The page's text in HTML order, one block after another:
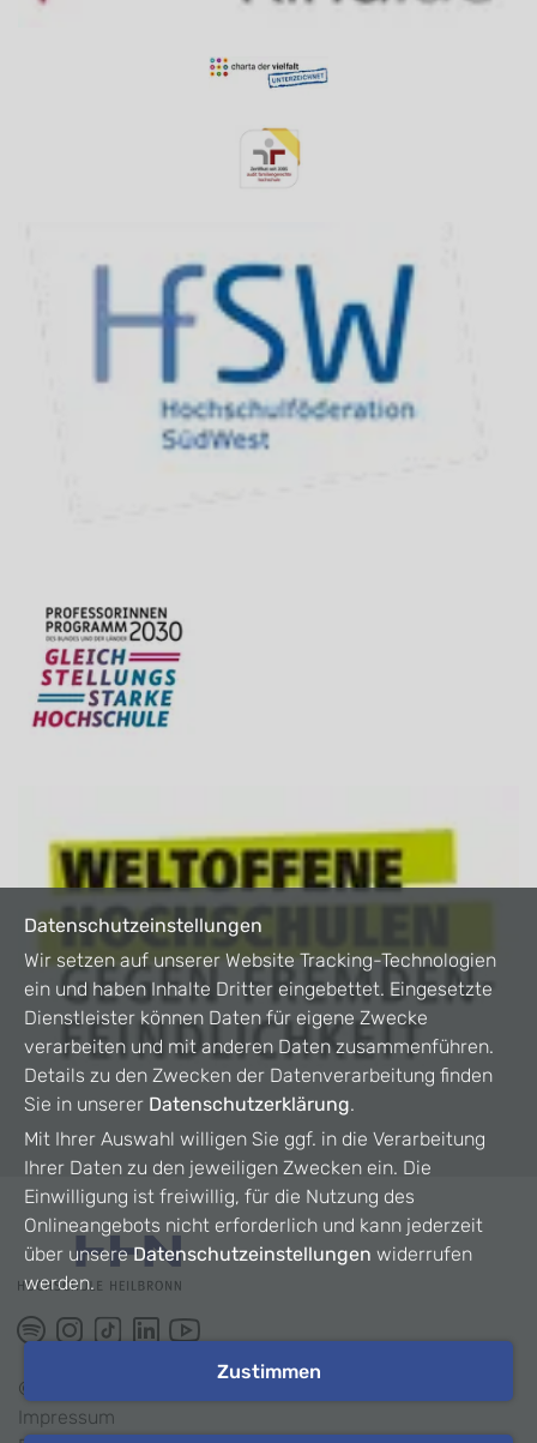
©
Impressum
Datenschutzeinstellungen
Wir setzen auf unserer Website Tracking-Technologien
ein und haben Inhalte Dritter eingebettet. Eingesetzte
Dienstleister können Daten für eigene Zwecke
verarbeiten und mit anderen Daten zusammenführen.
Details zu den Zwecken der Datenverarbeitung finden
Sie in unserer Datenschutzerklärung.
Mit Ihrer Auswahl willigen Sie ggf. in die Verarbeitung
Ihrer Daten zu den jeweiligen Zwecken ein. Die
Einwilligung ist freiwillig, für die Nutzung des
Onlineangebots nicht erforderlich und kann jederzeit
über unsereDatenschutzeinstellungen widerrufen
werden.
Zustimmen